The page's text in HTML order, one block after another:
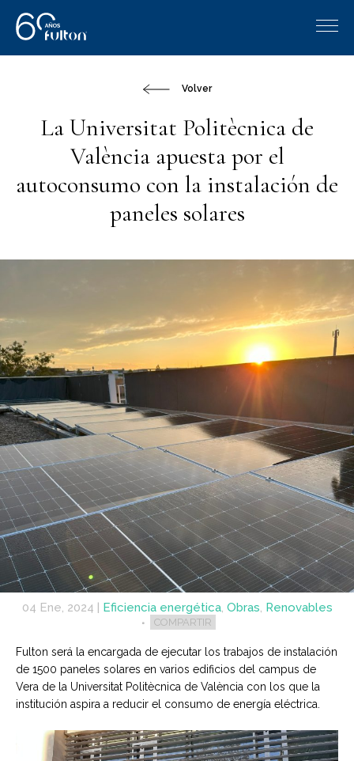
Volver
La Universitat Politècnica de
València apuesta por el
autoconsumo con la instalación de
paneles solares
04 Ene, 2024 | Eficiencia energética, Obras, Renovables
COMPARTIR
Fulton será la encargada de ejecutar los trabajos de instalación
de 1500 paneles solares en varios edificios del campus de
Vera de la Universitat Politècnica de València con los que la
institución aspira a reducir el consumo de energía eléctrica.